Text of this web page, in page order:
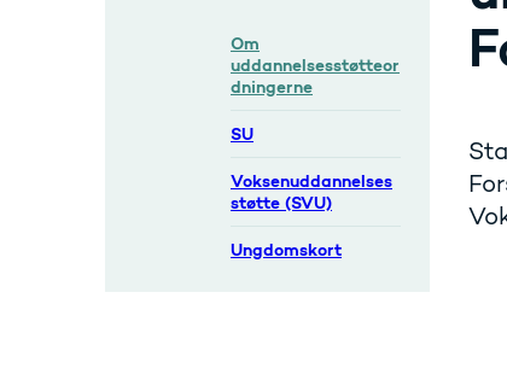
Om
uddannelsesstøtteor
dningerne
SU
Voksenuddannelses
støtte (SVU)
Ungdomskort